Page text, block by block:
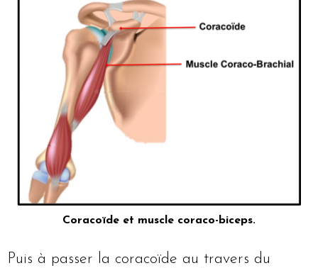
Coracoïde et muscle coraco-biceps.
Puis à passer la coracoïde au travers du